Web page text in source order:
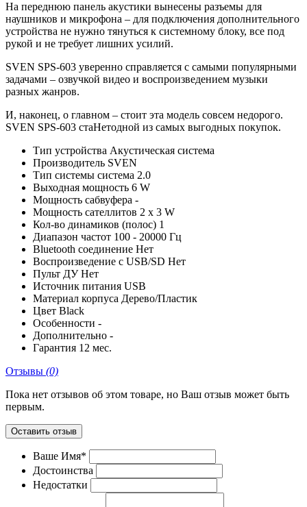
На переднюю панель акустики вынесены разъемы для
наушников и микрофона – для подключения дополнительного
устройства не нужно тянуться к системному блоку, все под
рукой и не требует лишних усилий.
SVEN SPS-603 уверенно справляется с самыми популярными
задачами – озвучкой видео и воспроизведением музыки
разных жанров.
И, наконец, о главном – стоит эта модель совсем недорого.
SVEN SPS-603 стаНетодной из самых выгодных покупок.
Тип устройства Акустическая система
Производитель SVEN
Тип системы система 2.0
Выходная мощность 6 W
Мощность сабвуфера -
Мощность сателлитов 2 x 3 W
Кол-во динамиков (полос) 1
Диапазон частот 100 - 20000 Гц
Bluetooth соединение Нет
Воспроизведение с USB/SD Нет
Пульт ДУ Нет
Источник питания USB
Материал корпуса Дерево/Пластик
Цвет Black
Особенности -
Дополнительно -
Гарантия 12 мес.
Отзывы (0)
Пока нет отзывов об этом товаре, но Ваш отзыв может быть
первым.
Оставить отзыв
Ваше Имя*
Достоинства
Недостатки